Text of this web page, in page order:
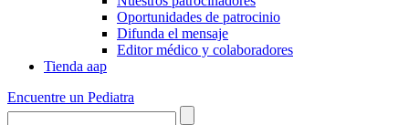
Oportunidades de patrocinio
Difunda el mensaje
Editor médico y colaboradores
Tienda aap
Encuentre un Pediatra